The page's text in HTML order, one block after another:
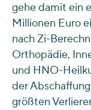
gehe damit ein
Millionen Euro
nach Zi-
Orthopädie,
und HNO-
der
größten